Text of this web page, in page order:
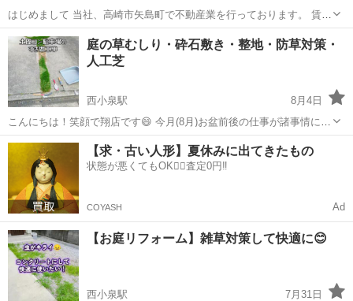
はじめまして 当社、高崎市矢島町で不動産業を行っております。 賃貸
物件のリフォームなどで培ったノウハウを元に、賃貸物件はもちろ
ん、一般住宅でも小規模なリフォームから大規模なものまでなんでも
ご相談ください！ また...
群馬 高崎市 高崎駅 その他 物件
庭の草むしり・砕石敷き・整地・防草対策・
人工芝
西小泉駅
8月4日
こんにちは！笑顔で翔店です😄 今月(8月)お盆前後の仕事が諸事情によ
り延期になったため、仕事を探しています。 お庭の除草や砕石敷き、
防草対策など、何かあればお声がけください😊 人工芝在庫が少しある
ので、土間コンのスリット(...
群馬 邑楽郡 西小泉駅 その他
【求・古い人形】夏休みに出てきたもの
状態が悪くてもOK🙆‍♀️査定0円‼️
COYASH Ad
【お庭リフォーム】雑草対策して快適に😊
西小泉駅
7月31日